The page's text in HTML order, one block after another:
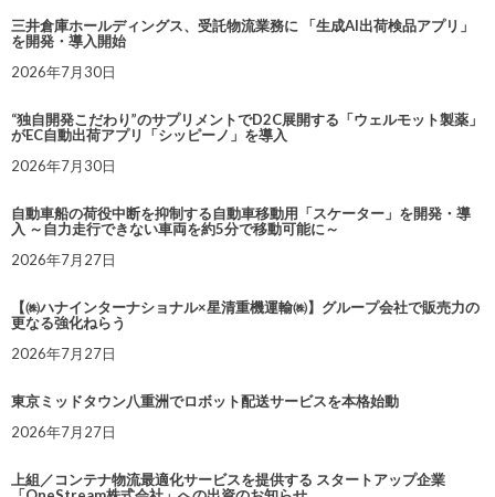
三井倉庫ホールディングス、受託物流業務に 「生成AI出荷検品アプリ」
を開発・導入開始
2026年7月30日
“独自開発こだわり”のサプリメントでD2C展開する「ウェルモット製薬」
がEC自動出荷アプリ「シッピーノ」を導入
2026年7月30日
自動車船の荷役中断を抑制する自動車移動用「スケーター」を開発・導
入 ～自力走行できない車両を約5分で移動可能に～
2026年7月27日
【㈱ハナインターナショナル×星清重機運輸㈱】グループ会社で販売力の
更なる強化ねらう
2026年7月27日
東京ミッドタウン八重洲でロボット配送サービスを本格始動
2026年7月27日
上組／コンテナ物流最適化サービスを提供する スタートアップ企業